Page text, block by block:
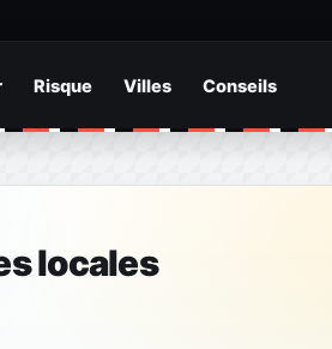
Risque Villes Conseils
locales